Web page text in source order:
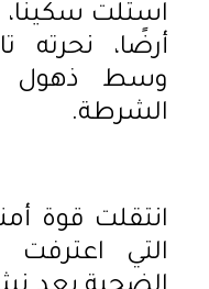
استلت
أرضًا، نحرته
وسط ذهول
الشرطة.
انتقلت قوة
التي اعترفت